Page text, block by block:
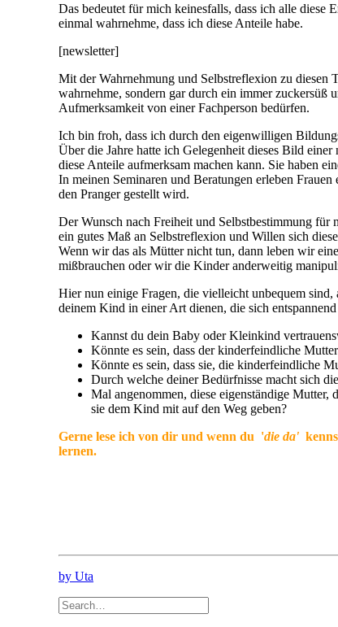
Das bedeutet für mich keinesfalls, dass ich alle diese
einmal wahrnehme, dass ich diese Anteile habe.
[newsletter]
Mit der Wahrnehmung und Selbstreflexion zu diesen
wahrnehme, sondern gar durch ein immer zuckersüß
Aufmerksamkeit von einer Fachperson bedürfen.
Ich bin froh, dass ich durch den eigenwilligen
Über die Jahre hatte ich Gelegenheit dieses Bild
diese Anteile aufmerksam machen kann. Sie haben
In meinen Seminaren und Beratungen erleben
den Pranger gestellt wird.
Der Wunsch nach Freiheit und Selbstbestimmung
ein gutes Maß an Selbstreflexion und Willen sich
Wenn wir das als Mütter nicht tun, dann leben wir
mißbrauchen oder wir die Kinder anderweitig
Hier nun einige Fragen, die vielleicht unbequem
deinem Kind in einer Art dienen, die sich
Kannst du dein Baby oder Kleinkind
Könnte es sein, dass der kinderfeindliche
Könnte es sein, dass sie, die kinderfeindliche
Durch welche deiner Bedürfnisse macht sich
Mal angenommen, diese eigenständige
sie dem Kind mit auf den Weg geben?
Gerne lese ich von dir und wenn du 'die da'
lernen.
by Uta